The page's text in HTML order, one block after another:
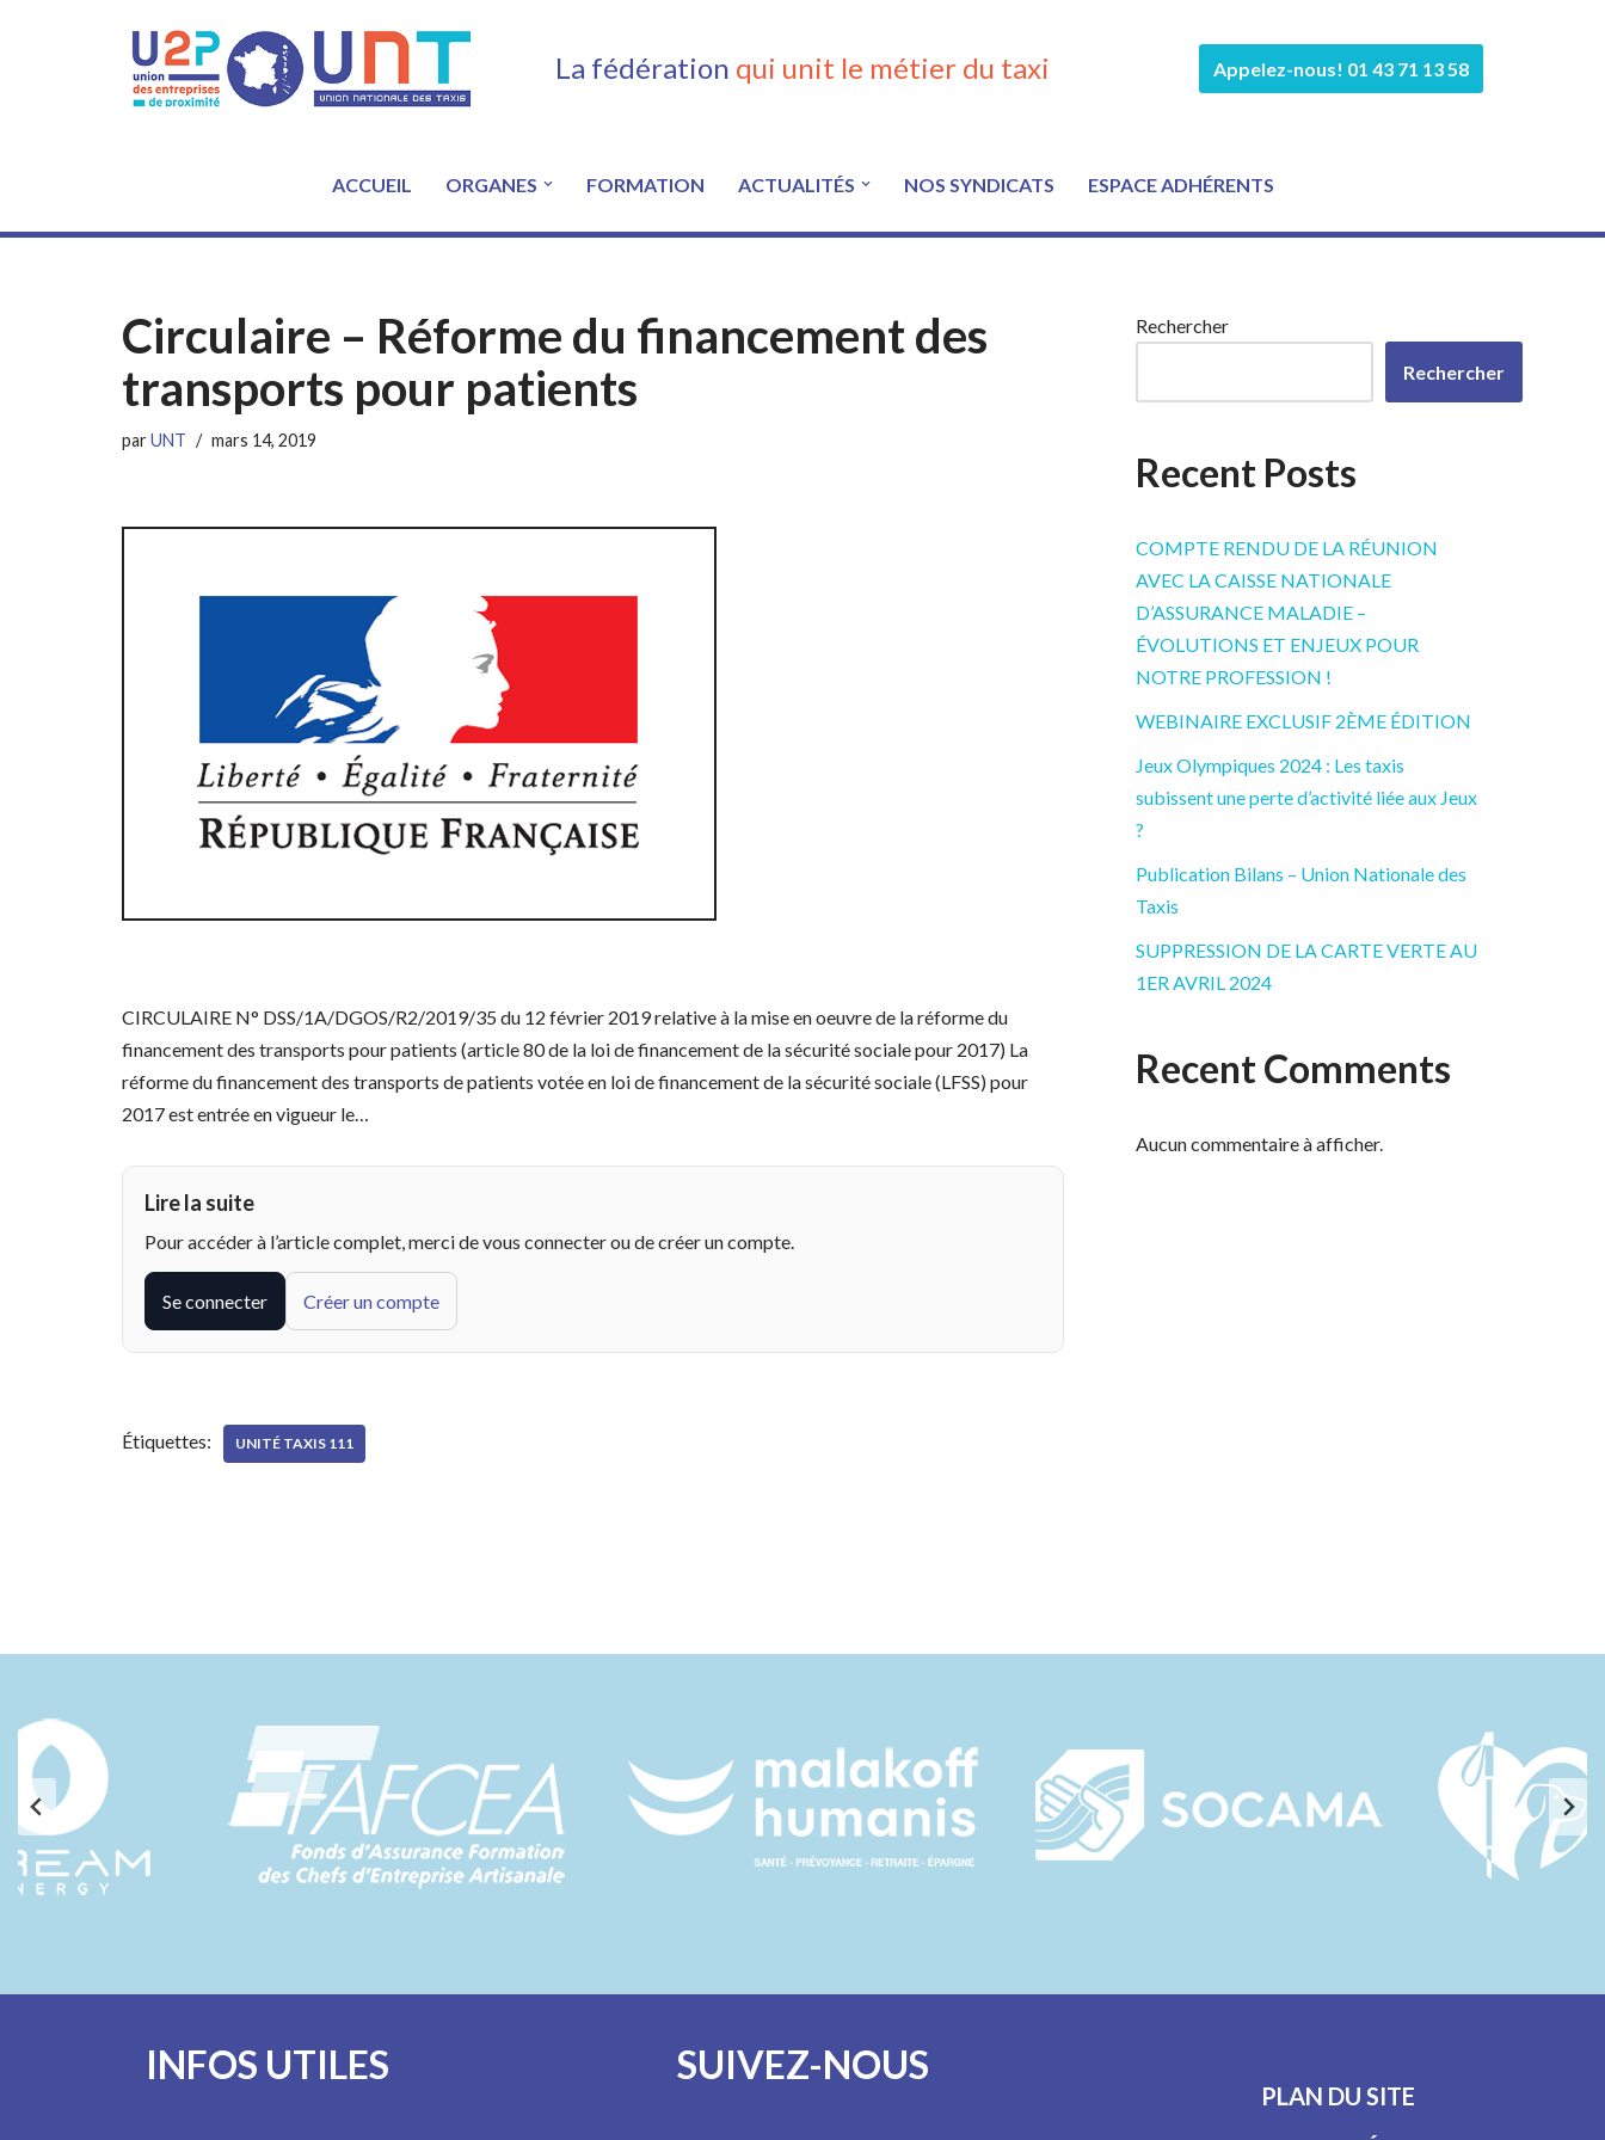
La fédération qui unit le métier du taxi Appelez-nous! 01 43 71 13 58
ACCUEIL ORGANES FORMATION ACTUALITÉS NOS SYNDICATS ESPACE ADHÉRENTS
Circulaire – Réforme du financement des
transports pour patients
parUNT mars 14, 2019
CIRCULAIRE N° DSS/1A/DGOS/R2/2019/35 du 12 février 2019 relative à la mise en oeuvre de la réforme du
financement des transports pour patients (article 80 de la loi de financement de la sécurité sociale pour 2017) La
réforme du financement des transports de patients votée en loi de financement de la sécurité sociale (LFSS) pour
2017 est entrée en vigueur le…
Lire la suite
Pour accéder à l’article complet, merci de vous connecter ou de créer un compte.
Se connecter Créer un compte
Étiquettes: UNITÉ TAXIS 111
Rechercher
Rechercher
Recent Posts
COMPTE RENDU DE LA RÉUNION
AVEC LA CAISSE NATIONALE
D’ASSURANCE MALADIE –
ÉVOLUTIONS ET ENJEUX POUR
NOTRE PROFESSION !
WEBINAIRE EXCLUSIF 2ÈME ÉDITION
Jeux Olympiques 2024 : Les taxis
subissent une perte d’activité liée aux Jeux
?
Publication Bilans – Union Nationale des
Taxis
SUPPRESSION DE LA CARTE VERTE AU
1ER AVRIL 2024
Recent Comments
Aucun commentaire à afficher.
INFOS UTILES SUIVEZ-NOUS
PLAN DU SITE